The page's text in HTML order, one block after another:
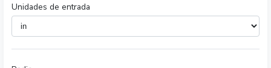
Unidades de entrada